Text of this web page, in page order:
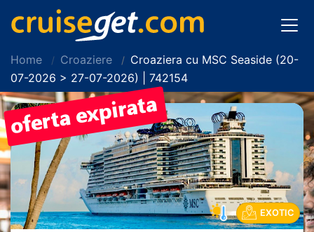
Home Croaziere
Croaziera cu MSC Seaside (20-
07-2026 > 27-07-2026) | 742154
EXOTIC